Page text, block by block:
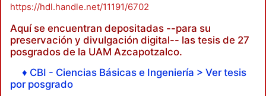
https://hdl.handle.net/11191/6702
Aquí se encuentran depositadas --para su
preservación y divulgación digital-- las tesis de 27
posgrados de la UAM Azcapotzalco.
♦ CBI - Ciencias Básicas e Ingeniería > Ver tesis
por posgrado